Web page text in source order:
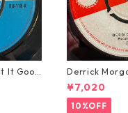
It Good
Derrick
ing In May【7-
¥7,020
10%OFF